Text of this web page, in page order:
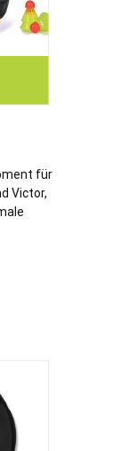
für
Victor,